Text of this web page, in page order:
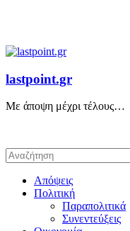
lastpoint.gr
Με άποψη μέχρι τέλους…
Απόψεις
Πολιτική
Παραπολιτικά
Συνεντεύξεις